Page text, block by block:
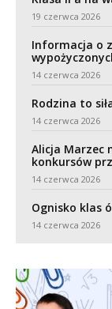
19 czerwca 2026
Informacja o
14 czerwca 2026
Rodzina to
14 czerwca 2026
Alicja Marzec
konkursów
14 czerwca 2026
Ognisko klas
14 czerwca 2026